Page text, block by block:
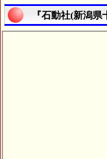
『石動社(新潟